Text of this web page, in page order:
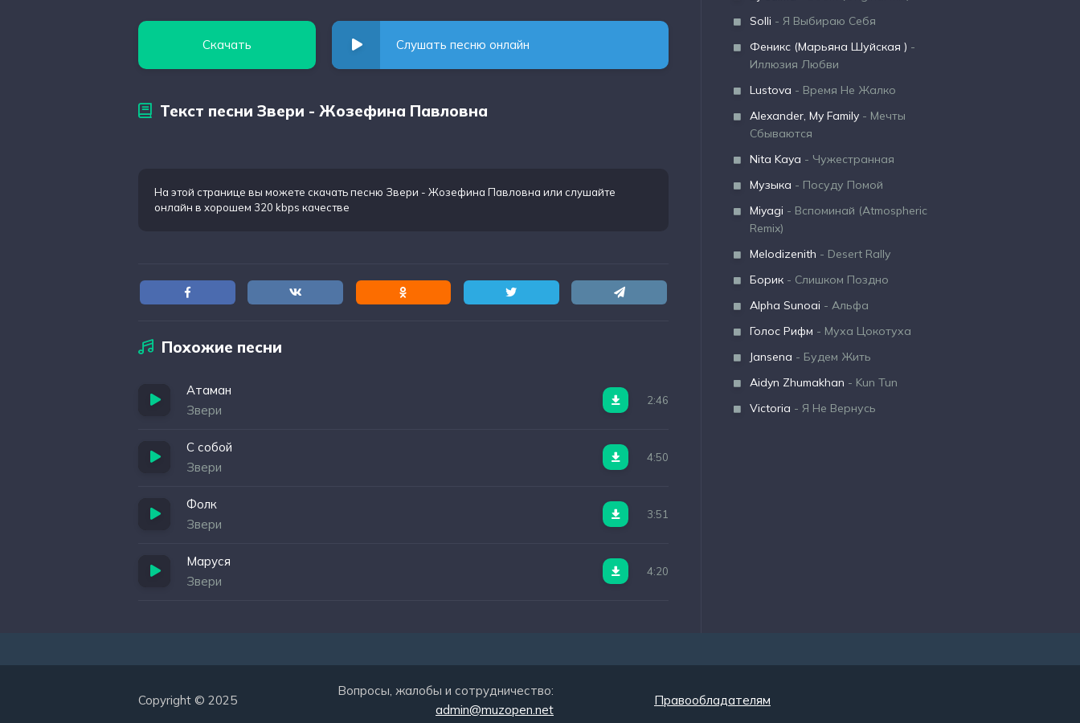
Скачать Слушать песню онлайн
Текст песни Звери - Жозефина Павловна
На этой странице вы можете скачать песню Звери - Жозефина Павловна или слушайте
онлайн в хорошем 320 kbps качестве
Похожие песни
Атаман
Звери
2:46
С собой
Звери
4:50
Фолк
Звери
3:51
Маруся
Звери
4:20
Solli - Я Выбираю Себя
Феникс (Марьяна Шуйская ) -
Иллюзия Любви
Lustova - Время Не Жалко
Alexander, My Family - Мечты
Сбываются
Nita Kaya - Чужестранная
Музыка - Посуду Помой
Miyagi - Вспоминай (Atmospheric
Remix)
Melodizenith - Desert Rally
Борик - Слишком Поздно
Alpha Sunoai - Альфа
Голос Рифм - Муха Цокотуха
Jansena - Будем Жить
Aidyn Zhumakhan - Kun Tun
Victoria - Я Не Вернусь
Copyright © 2025
Вопросы, жалобы и сотрудничество:
admin@muzopen.net
Правообладателям